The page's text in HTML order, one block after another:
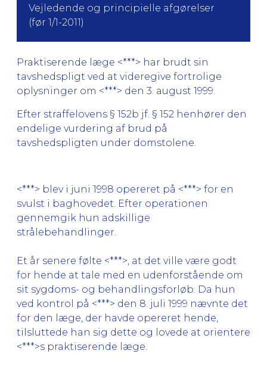
Vejledende og principielle afgørelser
(før 1/1-2011)
Praktiserende læge <***> har brudt sin
tavshedspligt ved at videregive fortrolige
oplysninger om <***> den 3. august 1999.
Efter straffelovens § 152b jf. § 152 henhører den
endelige vurdering af brud på
tavshedspligten under domstolene.
<***> blev i juni 1998 opereret på <***> for en
svulst i baghovedet. Efter operationen
gennemgik hun adskillige
strålebehandlinger.
Et år senere følte <***>, at det ville være godt
for hende at tale med en udenforstående om
sit sygdoms- og behandlingsforløb. Da hun
ved kontrol på <***> den 8. juli 1999 nævnte det
for den læge, der havde opereret hende,
tilsluttede han sig dette og lovede at orientere
<***>s praktiserende læge.